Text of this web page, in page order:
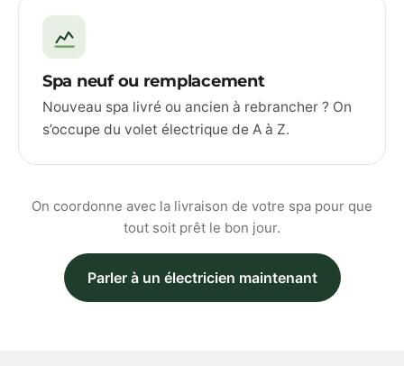
Spa neuf ou remplacement
Nouveau spa livré ou ancien à rebrancher ? On
s’occupe du volet électrique de A à Z.
On coordonne avec la livraison de votre spa pour que
tout soit prêt le bon jour.
Parler à un électricien maintenant